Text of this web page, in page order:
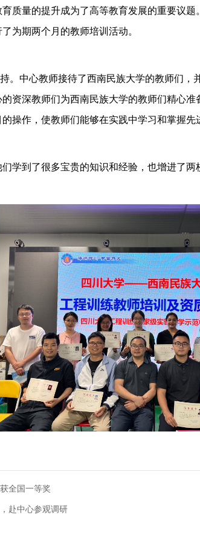
质量的提升成为了高等教育发展的重要议
为期两个月的教师培训活动。
。中心教师接待了西南民族大学的教师们
资深教师们为西南民族大学的教师们精心
操作，使教师们能够在实践中学习和掌握先
学到了很多宝贵的知识和经验，也增进了两
全国一等奖
赴中心参观调研